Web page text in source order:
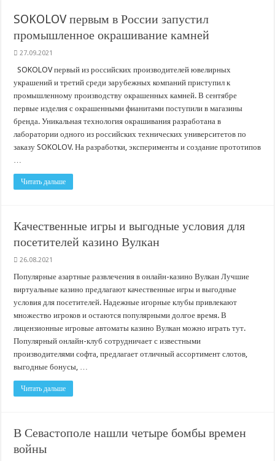
Важные правила обращения в вашу страховую компанию
В городах и районах Кубани отметили День России
SOKOLOV первым в России запустил
промышленное окрашивание камней
27.09.2021
SOKOLOV первый из российских производителей ювелирных
украшений и третий среди зарубежных компаний приступил к
промышленному производству окрашенных камней. В сентябре
первые изделия с окрашенными фианитами поступили в магазины
бренда. Уникальная технология окрашивания разработана в
лаборатории одного из российских технических университетов по
заказу SOKOLOV. На разработки, эксперименты и создание прототипов
…
Читать дальше
Качественные игры и выгодные условия для
посетителей казино Вулкан
26.08.2021
Популярные азартные развлечения в онлайн-казино Вулкан Лучшие
виртуальные казино предлагают качественные игры и выгодные
условия для посетителей. Надежные игорные клубы привлекают
множество игроков и остаются популярными долгое время. В
лицензионные игровые автоматы казино Вулкан можно играть тут.
Популярный онлайн-клуб сотрудничает с известными
производителями софта, предлагает отличный ассортимент слотов,
выгодные бонусы, …
Читать дальше
В Севастополе нашли четыре бомбы времен
войны